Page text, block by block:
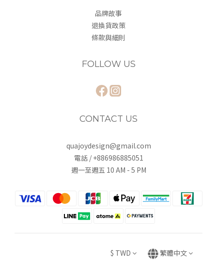
品牌故事
退換貨政策
條款與細則
FOLLOW US
CONTACT US
quajoydesign@gmail.com
電話 / +886986885051
週一至週五 10 AM - 5 PM
$ TWD 繁體中文